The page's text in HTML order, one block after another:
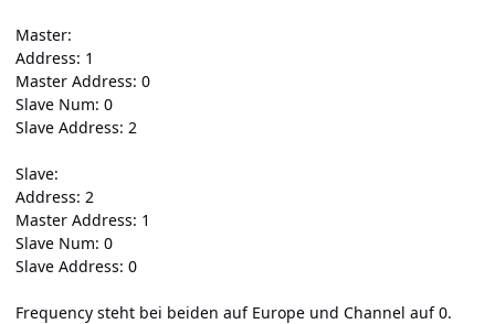
Master:
Address: 1
Master Address: 0
Slave Num: 0
Slave Address: 2
Slave:
Address: 2
Master Address: 1
Slave Num: 0
Slave Address: 0
Frequency steht bei beiden auf Europe und Channel auf 0.